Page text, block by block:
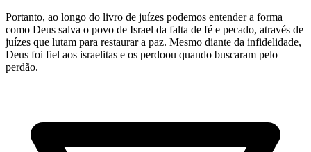
Portanto, ao longo do livro de juízes podemos entender a forma
como Deus salva o povo de Israel da falta de fé e pecado, através de
juízes que lutam para restaurar a paz. Mesmo diante da infidelidade,
Deus foi fiel aos israelitas e os perdoou quando buscaram pelo
perdão.